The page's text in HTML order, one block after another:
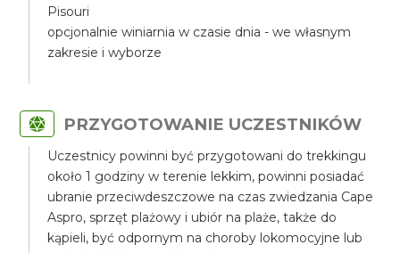
Pisouri
opcjonalnie winiarnia w czasie dnia - we własnym
zakresie i wyborze
PRZYGOTOWANIE UCZESTNIKÓW
Uczestnicy powinni być przygotowani do trekkingu
około 1 godziny w terenie lekkim, powinni posiadać
ubranie przeciwdeszczowe na czas zwiedzania Cape
Aspro, sprzęt plażowy i ubiór na plaże, także do
kąpieli, być odpornym na choroby lokomocyjne lub